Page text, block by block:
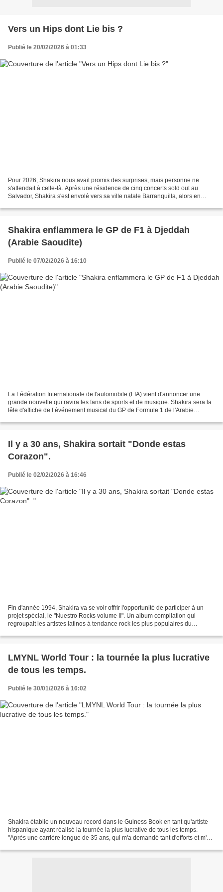
Vers un Hips dont Lie bis ?
Publié le 20/02/2026 à 01:33
Pour 2026, Shakira nous avait promis des surprises, mais personne ne
s'attendait à celle-là. Après une résidence de cinq concerts sold out au
Salvador, Shakira s'est envolé vers sa ville natale Barranquilla, alors en
Shakira enflammera le GP de F1 à Djeddah
(Arabie Saoudite)
Publié le 07/02/2026 à 16:10
La Fédération Internationale de l'automobile (FIA) vient d'annoncer une
grande nouvelle qui ravira les fans de sports et de musique. Shakira sera la
tête d'affiche de l’événement musical du GP de Formule 1 de l'Arabie
Il y a 30 ans, Shakira sortait "Donde estas
Corazon".
Publié le 02/02/2026 à 16:46
Fin d'année 1994, Shakira va se voir offrir l'opportunité de participer à un
projet spécial, le "Nuestro Rocks volume II". Un album compilation qui
regroupait les artistes latinos à tendance rock les plus populaires du
LMYNL World Tour : la tournée la plus lucrative
de tous les temps.
Publié le 30/01/2026 à 16:02
Shakira établie un nouveau record dans le Guiness Book en tant qu'artiste
hispanique ayant réalisé la tournée la plus lucrative de tous les temps.
"Après une carrière longue de 35 ans, qui m'a demandé tant d'efforts et m'a